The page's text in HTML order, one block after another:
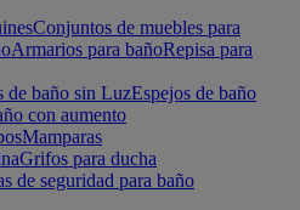
Conjuntos de muebles para
Armarios para bañoRepisa para
de baño sin LuzEspejos de baño
con aumento
Mamparas
Grifos para ducha
de seguridad para baño